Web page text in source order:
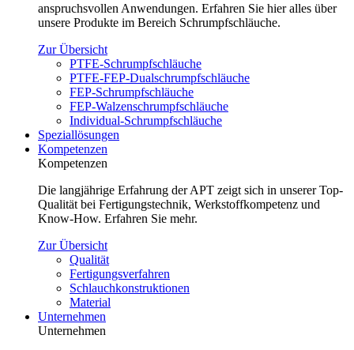
anspruchsvollen Anwendungen. Erfahren Sie hier alles über
unsere Produkte im Bereich Schrumpfschläuche.
Zur Übersicht
PTFE-Schrumpfschläuche
PTFE-FEP-Dualschrumpfschläuche
FEP-Schrumpfschläuche
FEP-Walzenschrumpfschläuche
Individual-Schrumpfschläuche
Speziallösungen
Kompetenzen
Kompetenzen
Die langjährige Erfahrung der APT zeigt sich in unserer Top-
Qualität bei Fertigungstechnik, Werkstoffkompetenz und
Know-How. Erfahren Sie mehr.
Zur Übersicht
Qualität
Fertigungsverfahren
Schlauchkonstruktionen
Material
Unternehmen
Unternehmen